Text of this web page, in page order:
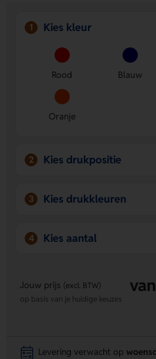
Voordelen van de
Accessories Luggage
Extra zekerheid onderwegDe
opent met de juiste code.
Handig voor reizen naar de VS
douane je koffer controleren
breken.
drukposities.
1 Kies kleur
Rood Blauw
Oranje
2 Kies drukpositie
3 Kies drukkleuren
4 Kies aantal
Jouw prijs (excl. BTW)
op basis van je huidige keuzes
Levering verwacht op